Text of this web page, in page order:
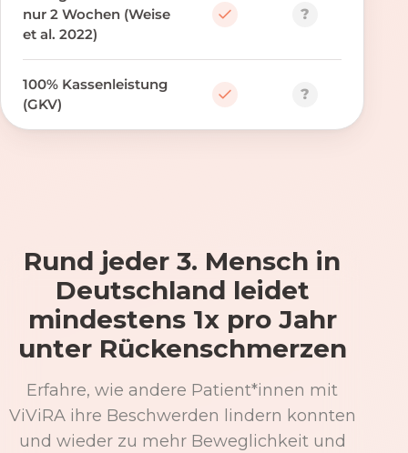
nur 2 Wochen (Weise
et al. 2022)
?
100% Kassenleistung
(GKV)
?
Rund jeder 3. Mensch in
Deutschland leidet
mindestens 1x pro Jahr
unter Rückenschmerzen
Erfahre, wie andere Patient*innen mit
ViViRA ihre Beschwerden lindern konnten
und wieder zu mehr Beweglichkeit und